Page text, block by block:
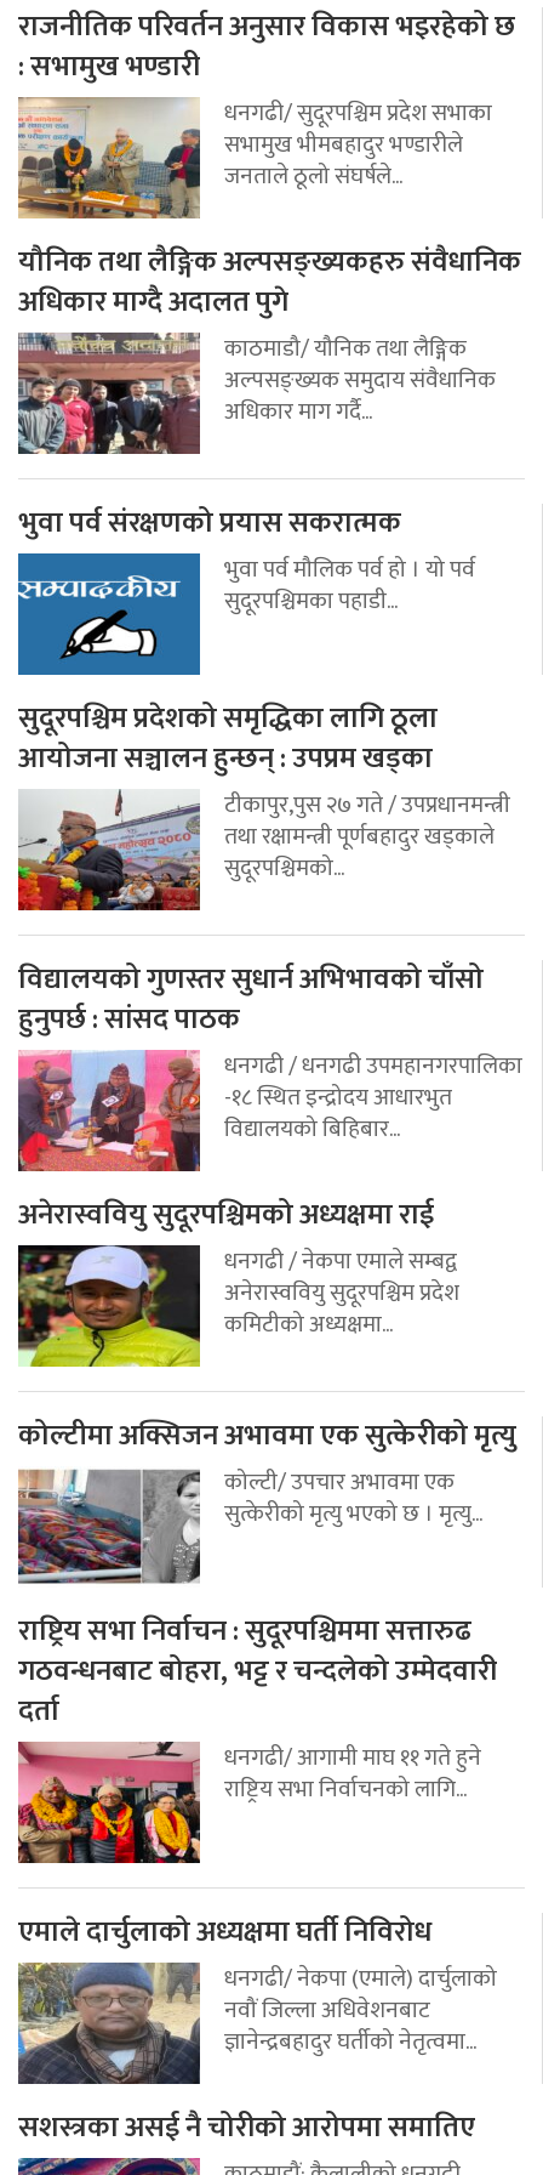
राजनीतिक परिवर्तन अनुसार विकास भइरहेको छ
: सभामुख भण्डारी
धनगढी/ सुदूरपश्चिम प्रदेश सभाका
सभामुख भीमबहादुर भण्डारीले
जनताले ठूलो संघर्षले...
यौनिक तथा लैङ्गिक अल्पसङ्ख्यकहरु संवैधानिक
अधिकार माग्दै अदालत पुगे
काठमाडौ/ यौनिक तथा लैङ्गिक
अल्पसङ्ख्यक समुदाय संवैधानिक
अधिकार माग गर्दै...
भुवा पर्व संरक्षणको प्रयास सकरात्मक
भुवा पर्व मौलिक पर्व हो । यो पर्व
सुदूरपश्चिमका पहाडी...
सुदूरपश्चिम प्रदेशको समृद्धिका लागि ठूला
आयोजना सञ्चालन हुन्छन् : उपप्रम खड्का
टीकापुर,पुस २७ गते / उपप्रधानमन्त्री
तथा रक्षामन्त्री पूर्णबहादुर खड्काले
सुदूरपश्चिमको...
विद्यालयको गुणस्तर सुधार्न अभिभावको चाँसो
हुनुपर्छ : सांसद पाठक
धनगढी / धनगढी उपमहानगरपालिका
-१८ स्थित इन्द्रोदय आधारभुत
विद्यालयको बिहिबार...
अनेरास्ववियु सुदूरपश्चिमको अध्यक्षमा राई
धनगढी / नेकपा एमाले सम्बद्व
अनेरास्ववियु सुदूरपश्चिम प्रदेश
कमिटीको अध्यक्षमा...
कोल्टीमा अक्सिजन अभावमा एक सुत्केरीको मृत्यु
कोल्टी/ उपचार अभावमा एक
सुत्केरीको मृत्यु भएको छ । मृत्यु...
राष्ट्रिय सभा निर्वाचन : सुदूरपश्चिममा सत्तारुढ
गठवन्धनबाट बोहरा, भट्ट र चन्दलेको उम्मेदवारी
दर्ता
धनगढी/ आगामी माघ ११ गते हुने
राष्ट्रिय सभा निर्वाचनको लागि...
एमाले दार्चुलाको अध्यक्षमा घर्ती निविरोध
धनगढी/ नेकपा (एमाले) दार्चुलाको
नवौं जिल्ला अधिवेशनबाट
ज्ञानेन्द्रबहादुर घर्तीको नेतृत्वमा...
सशस्त्रका असई नै चोरीको आरोपमा समातिए